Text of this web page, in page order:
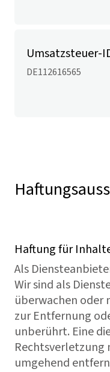
Umsatzsteuer-
DE112616565
Haftung für
Als
Wir sind als
überwachen oder
zur Entfernung
unberührt. Eine
Rechtsverletzung
umgehend